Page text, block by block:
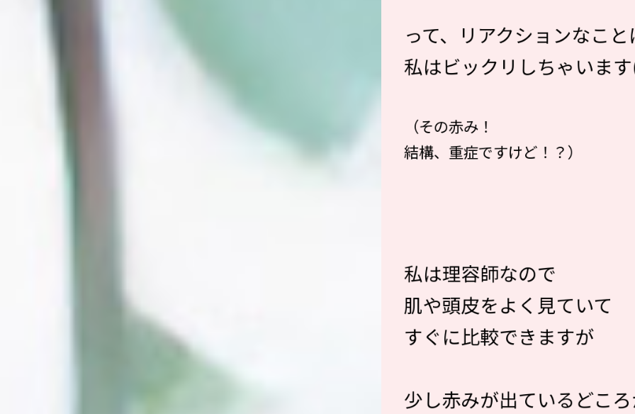
って、リアクションなこと
私はビックリしちゃいま
（その赤み！
結構、重症ですけど！？）
私は理容師なので
肌や頭皮をよく見ていて
すぐに比較できますが
少し赤みが出ているどこ